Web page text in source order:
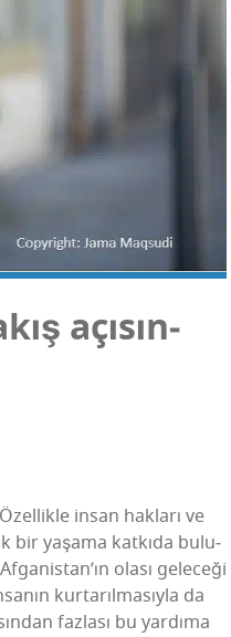
açı­sın­
insan hak­la­rı ve
bir yaşa­ma kat­kı­da bulu­
ola­sı gele­ce­ği
kur­ta­rıl­ma­sıy­la da
faz­la­sı bu yar­dı­ma